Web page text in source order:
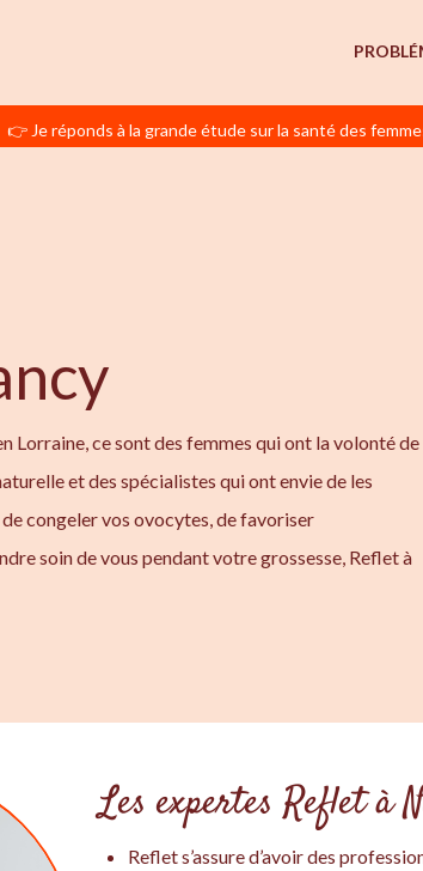
👉 Je réponds à la grande étude sur la santé des
Lorraine, ce sont des femmes qui ont la volonté de
et des spécialistes qui ont envie de les
congeler vos ovocytes, de favoriser
soin de vous pendant votre grossesse, Reflet à
Les expertes Reflet à
Reflet s’assure d’avoir des